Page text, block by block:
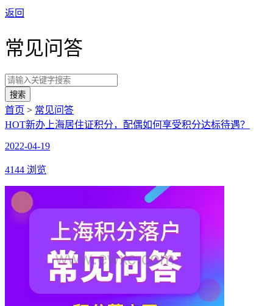
返回
常见问答
搜索
首页 > 常见问答
HOT新办上海居住证积分，配偶如何享受积分达标待遇？
2022-04-19
4144 浏览